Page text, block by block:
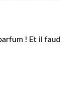
! Et il